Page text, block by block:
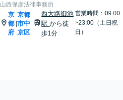
山西保彦法律事務所
京
都
府
|
京都
市中
京区
西大路御池
駅から徒
歩1分
営業時間：09:00
~23:00（土日祝
日）